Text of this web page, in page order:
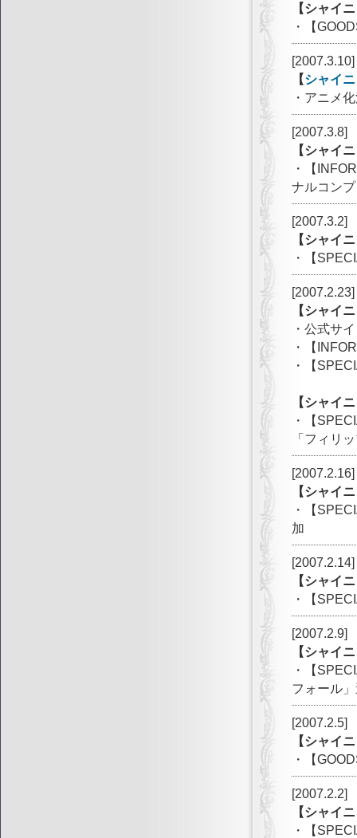
【シャイ
・【
[2007.3.10]
【シャイ
・アニメ
[2007.3.8]
【シャイ
・【
ナルコン
[2007.3.2]
【シャイ
・【
[2007.2.23]
【シャイ
・公式サ
・【
・【
【シャイ
・【
「フィリ
[2007.2.16]
【シャイ
・【
加
[2007.2.14]
【シャイ
・【
[2007.2.9]
【シャイ
・【
フォール
[2007.2.5]
【シャイ
・【
[2007.2.2]
【シャイ
・【